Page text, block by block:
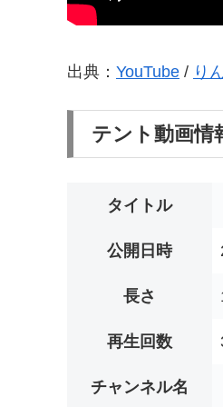
出典： YouTube / り
テント動画情
タイトル
公開日時
長さ
再生回数
チャンネル名